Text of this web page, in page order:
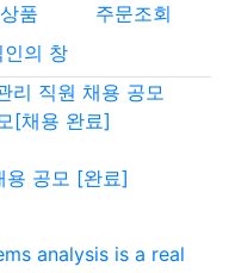
품
주문조회
인의 창
리 직원 채용 공모
[채용 완료]
용 공모 [완료]
analysis is a real